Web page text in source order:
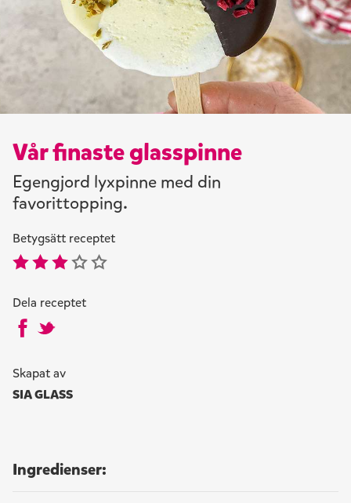
Vår finaste glasspinne
Egengjord lyxpinne med din
favorittopping.
Betygsätt receptet
Dela receptet
Skapat av
SIA GLASS
Ingredienser: